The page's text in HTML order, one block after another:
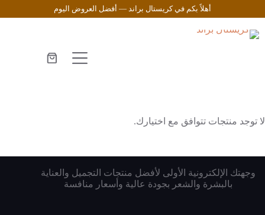
إلى
المحتوى
أهلاً بكم في كريستال براند — أفضل العروض اليوم
عربة
لا توجد منتجات تتوافق مع اختيارك.
وجهتك الإلكترونية الأولى لأفضل منتجات التجميل والعناية
بالبشرة والشعر بجودة عالية وأسعار منافسة